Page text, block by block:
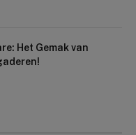
Het Gemak van